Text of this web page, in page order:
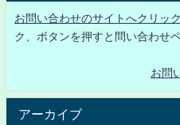
お問い合わせのサイトへクリッ
ク、ボタンを押すと問い合わせ
お問
アーカイブ